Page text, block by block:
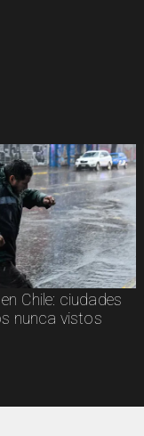
Chile: ciudades
nunca vistos